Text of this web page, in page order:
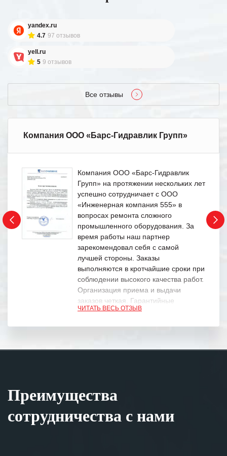
yandex.ru
4.7 97 отзывов
yell.ru
5 9 отзывов
Все отзывы
Компания ООО «Барс-Гидравлик Групп»
Компания ООО «Барс-Гидравлик
Групп» на протяжении нескольких лет
успешно сотрудничает с ООО
«Инженерная компания 555» в
вопросах ремонта сложного
промышленного оборудования. За
время работы наш партнер
зарекомендовал себя с самой
лучшей стороны. Заказы
выполняются в кротчайшие сроки при
соблюдении высокого качества работ.
Организация приема и выдачи
заказов четкая. Гарантийные
обязательства выполняются в
Особенно хочется отметить высокую
клиентоориентированность
персонала Вашей компании,
ЧИТАТЬ ВЕСЬ ОТЗЫВ
Преимущества
сотрудничества с нами